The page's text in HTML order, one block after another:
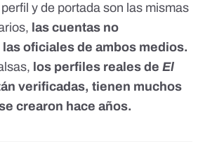
y de portada son las mismas
las cuentas no
oficiales de ambos medios.
los perfiles reales de El
verificadas, tienen muchos
crearon hace años.